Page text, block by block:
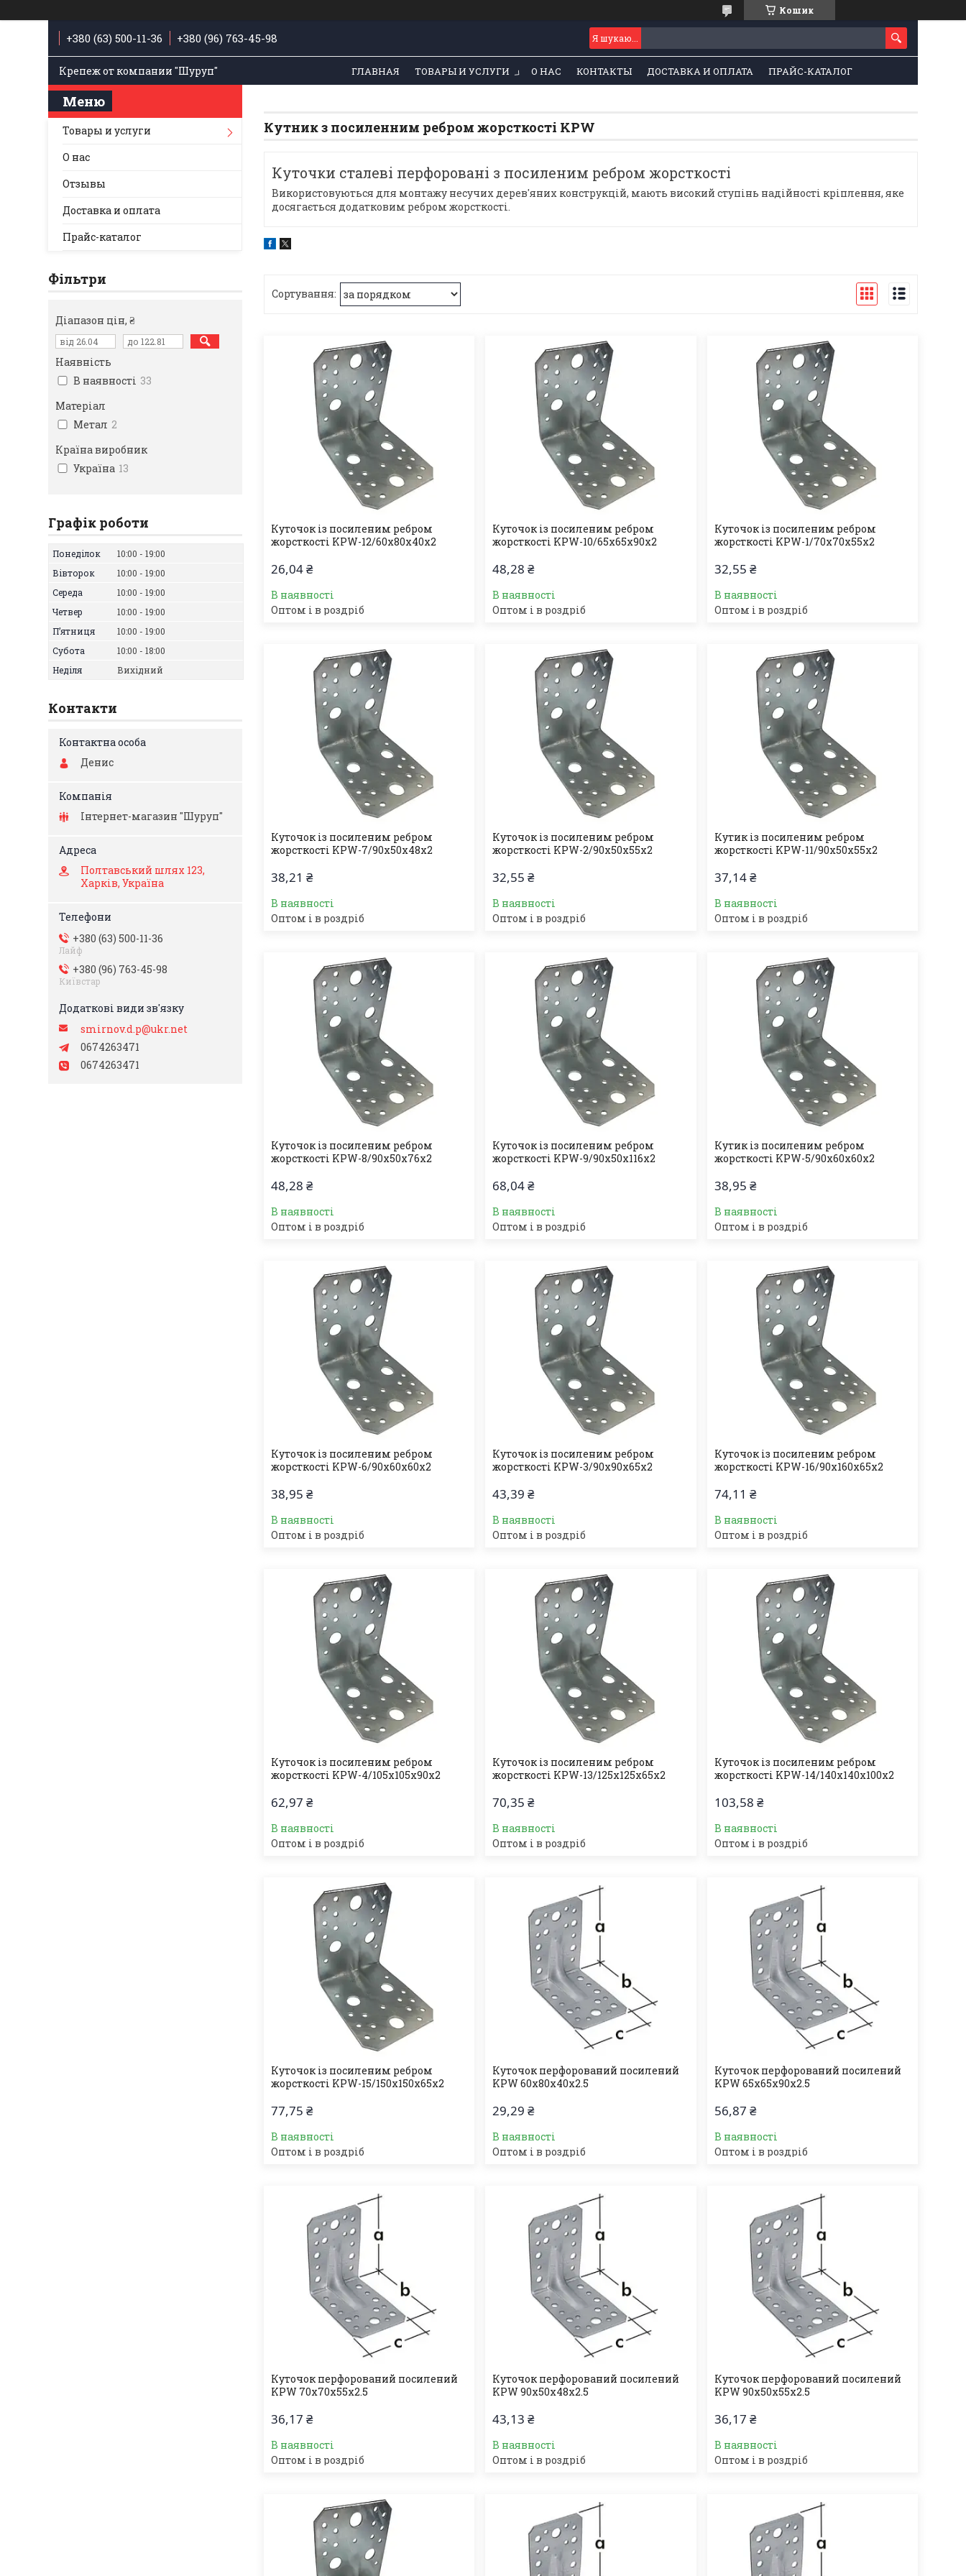
Кошик
+380 (63) 500-11-36 +380 (96) 763-45-98
Крепеж от компании "Шуруп" ГЛАВНАЯ ТОВАРЫ И УСЛУГИ О НАС КОНТАКТЫ ДОСТАВКА И ОПЛАТА ПРАЙС-КАТАЛОГ
Кутник з посиленним ребром жорсткості KPW
Куточки сталеві перфоровані з посиленим ребром жорсткості
Використовуються для монтажу несучих дерев'яних конструкцій, мають високий ступінь надійності кріплення, яке
досягається додатковим ребром жорсткості.
Куточок із посиленим ребром
жорсткості KPW-12/60х80х40х2
26,04 ₴
В наявності
Оптом і в роздріб
Куточок із посиленим ребром
жорсткості KPW-10/65х65х90х2
48,28 ₴
В наявності
Оптом і в роздріб
Куточок із посиленим ребром
жорсткості KPW-1/70х70х55х2
32,55 ₴
В наявності
Оптом і в роздріб
Куточок із посиленим ребром
жорсткості KPW-7/90х50х48х2
38,21 ₴
В наявності
Оптом і в роздріб
Куточок із посиленим ребром
жорсткості KPW-2/90х50х55х2
32,55 ₴
В наявності
Оптом і в роздріб
Кутик із посиленим ребром
жорсткості KPW-11/90х50х55х2
37,14 ₴
В наявності
Оптом і в роздріб
Куточок із посиленим ребром
жорсткості KPW-8/90х50х76х2
48,28 ₴
В наявності
Оптом і в роздріб
Куточок із посиленим ребром
жорсткості KPW-9/90х50х116х2
68,04 ₴
В наявності
Оптом і в роздріб
Кутик із посиленим ребром
жорсткості KPW-5/90х60х60х2
38,95 ₴
В наявності
Оптом і в роздріб
Куточок із посиленим ребром
жорсткості KPW-6/90х60х60х2
38,95 ₴
В наявності
Оптом і в роздріб
Куточок із посиленим ребром
жорсткості KPW-3/90х90х65х2
43,39 ₴
В наявності
Оптом і в роздріб
Куточок із посиленим ребром
жорсткості KPW-16/90х160х65х2
74,11 ₴
В наявності
Оптом і в роздріб
Куточок із посиленим ребром
жорсткості KPW-4/105х105х90х2
62,97 ₴
В наявності
Оптом і в роздріб
Куточок із посиленим ребром
жорсткості KPW-13/125х125х65х2
70,35 ₴
В наявності
Оптом і в роздріб
Куточок із посиленим ребром
жорсткості KPW-14/140х140х100х2
103,58 ₴
В наявності
Оптом і в роздріб
Куточок із посиленим ребром
жорсткості KPW-15/150х150х65х2
77,75 ₴
В наявності
Оптом і в роздріб
Куточок перфорований посилений
KPW 60х80х40х2.5
29,29 ₴
В наявності
Оптом і в роздріб
Куточок перфорований посилений
KPW 65х65х90х2.5
56,87 ₴
В наявності
Оптом і в роздріб
Куточок перфорований посилений
KPW 70х70х55х2.5
36,17 ₴
В наявності
Оптом і в роздріб
Куточок перфорований посилений
KPW 90х50х48х2.5
43,13 ₴
В наявності
Оптом і в роздріб
Куточок перфорований посилений
KPW 90х50х55х2.5
36,17 ₴
В наявності
Оптом і в роздріб
Товары и услуги
О нас
Отзывы
Доставка и оплата
Прайс-каталог
Фільтри
Діапазон цін, ₴
Наявність
В наявності 33
Матеріал
Метал 2
Країна виробник
Україна 13
Графік роботи
Понеділок 10:00
19:00
Вівторок
10:00
19:00
Середа
10:00
19:00
Четвер
10:00
19:00
Пʼятниця
10:00
19:00
Субота
10:00
18:00
Неділя
Вихідний
Контакти
Денис
Інтернет-магазин "Шуруп"
Полтавський шлях 123,
Харків, Україна
+380 (63) 500-11-36
Лайф
+380 (96) 763-45-98
Київстар
smirnov.d.p@ukr.net
0674263471
0674263471